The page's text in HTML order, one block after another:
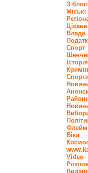
З
Влада
Спорт
Історія
Флейм
Віка
Video